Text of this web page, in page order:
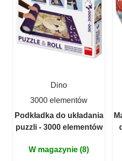
Dino
3000 elementów
Podkładka do układania
puzzli - 3000 elementów
W magazynie (8)